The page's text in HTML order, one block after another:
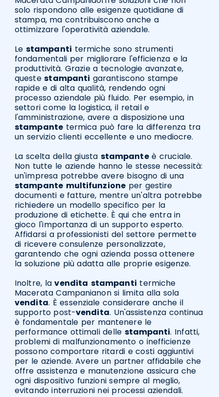
solo rispondono alle esigenze quotidiane di
stampa, ma contribuiscono anche a
ottimizzare l'operatività aziendale.
Le stampanti termiche sono strumenti
fondamentali per migliorare l'efficienza e la
produttività. Grazie a tecnologie avanzate,
questestampanti garantiscono stampe
rapide e di alta qualità, rendendo ogni
processo aziendale più fluido. Per esempio, in
settori come la logistica, il retail e
l'amministrazione, avere a disposizione una
stampantetermica può fare la differenza tra
un servizio clienti eccellente e uno mediocre.
La scelta della giusta stampanteè cruciale.
Non tutte le aziende hanno le stesse necessità:
un'impresa potrebbe avere bisogno di una
stampante multifunzioneper gestire
documenti e fatture, mentre un'altra potrebbe
richiedere un modello specifico per la
produzione di etichette. È qui che entra in
gioco l'importanza di un supporto esperto.
Affidarsi a professionisti del settore permette
di ricevere consulenze personalizzate,
garantendo che ogni azienda possa ottenere
la soluzione più adatta alle proprie esigenze.
Inoltre, lavendita stampanti termiche
Macerata Campanianon si limita alla sola
vendita. È essenziale considerare anche il
supporto post-vendita. Un'assistenza continua
è fondamentale per mantenere le
performance ottimali delle stampanti. Infatti,
problemi di malfunzionamento o inefficienze
possono comportare ritardi e costi aggiuntivi
per le aziende. Avere un partner affidabile che
offre assistenza e manutenzione assicura che
ogni dispositivo funzioni sempre al meglio,
evitando interruzioni nei processi aziendali.